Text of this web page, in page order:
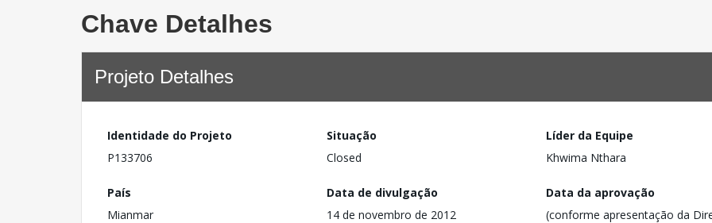
Chave Detalhes
Projeto Detalhes
Identidade do Projeto
P133706
Situação
Closed
Líder da Equipe
Khwima Nthara
País
Mianmar
Data de divulgação
14 de novembro de 2012
Data da aprovação
(conforme apresentação da